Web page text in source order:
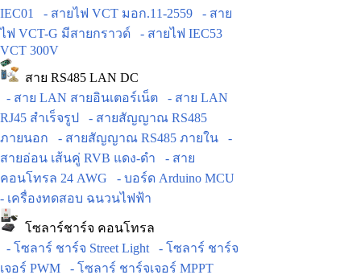
IEC01
- สายไฟ VCT มอก.11-2559
- สาย
ไฟ VCT-G มีสายกราวด์
- สายไฟ IEC53
VCT 300V
สาย RS485 LAN DC
- สาย LAN สายอินเตอร์เน็ต
- สาย LAN
RJ45 สำเร็จรูป
- สายสัญญาณ RS485
ภายนอก
- สายสัญญาณ RS485 ภายใน
-
สายอ่อน เส้นคู่ RVB แดง-ดำ
- สาย
คอนโทรล 24 AWG
- บอร์ด Arduino MCU
- เครื่องทดสอบ ฉนวนไฟฟ้า
โซลาร์ชาร์จ คอนโทรล
- โซลาร์ ชาร์จ Street Light
- โซลาร์ ชาร์จ
เจอร์ PWM
- โซลาร์ ชาร์จเจอร์ MPPT